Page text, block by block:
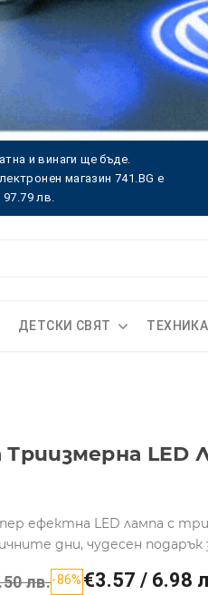
и винаги ще бъде.
магазин 741.BG е
97.79 лв.
ДЕТСКИ СВЯТ ТЕХНИКА
LED
ефектна LED лампа с
дни, чудесен
лв.-86% €3.57 / 6.98